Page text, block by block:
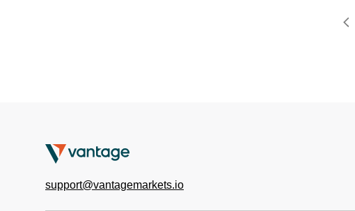
support@vantagemarkets.io